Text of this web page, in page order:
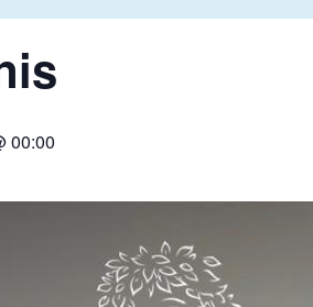
00:00